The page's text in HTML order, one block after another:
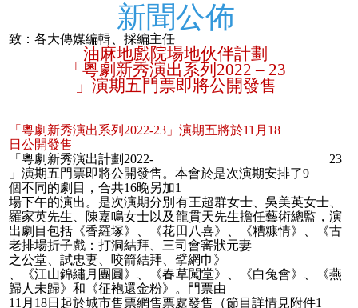
新聞公佈
致：各大傳媒編輯、採編主任
油麻地戲院場地伙伴計劃
「粵劇新秀演出系列 2022 – 23
」演期五門票即將公開發售
「粵劇新秀演出系列 2022-23 」演期五將於11 月 18
日公開發售
「粵劇新秀演出計劃 2022-
23
」演期五門票即將公開發售。本會於是次演期安排了9
個不同的劇目，合共16晚另加1
場下午的演出。是次演期分別有王超群女士、吳美英女士、
羅家英先生、陳嘉鳴女士以及龍貫天先生擔任藝術總監，演
出劇目包括《香羅塚》、《花田八喜》、《糟糠情》、《古
老排場折子戲：打洞結拜、三司會審狀元妻
之公堂 、試忠妻、咬箭結拜 、擘網巾》
、《江山錦繡月團圓》、《春草闖堂》、《白兔會》、《燕
歸人未歸》和《征袍還金粉》。門票由
11 月 18日起於城市售票網售票處發售（節目詳情見附件1